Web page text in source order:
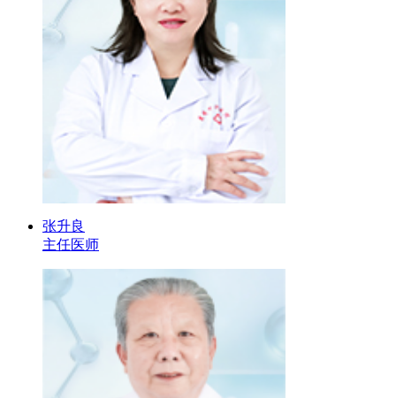
张升良
主任医师